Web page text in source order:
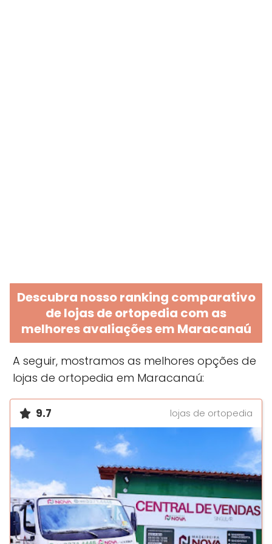
Descubra nosso ranking comparativo
de lojas de ortopedia com as
melhores avaliações em Maracanaú
A seguir, mostramos as melhores opções de
lojas de ortopedia em Maracanaú:
9.7 lojas de ortopedia